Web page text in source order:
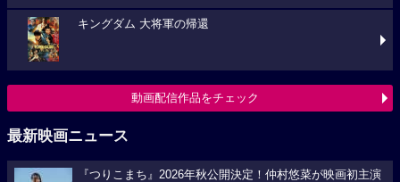
キングダム 大将軍の帰還
動画配信作品をチェック
最新映画ニュース
『つりこまち』2026年秋公開決定！仲村悠菜が映画初主演